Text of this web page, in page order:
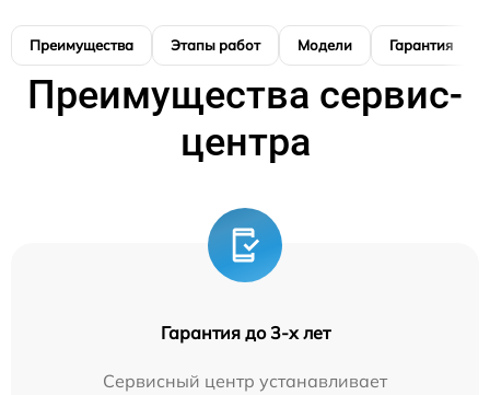
Преимущества Этапы работ Модели Гарантия
Преимущества сервис-
центра
Гарантия до 3-х лет
Сервисный центр устанавливает